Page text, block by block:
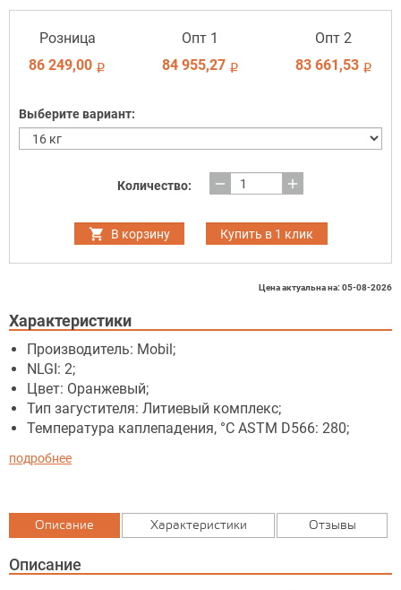
Розница
86 249,00 i
Опт 1
84 955,27 i
Опт 2
83 661,53 i
Выберите вариант:
Количество: remove add
В корзину Купить в 1 клик
Цена актуальна на: 05-08-2026
Характеристики
Производитель: Mobil;
NLGI: 2;
Цвет: Оранжевый;
Тип загустителя: Литиевый комплекс;
Температура каплепадения, °C ASTM D566: 280;
подробнее
Описание Характеристики Отзывы
Описание